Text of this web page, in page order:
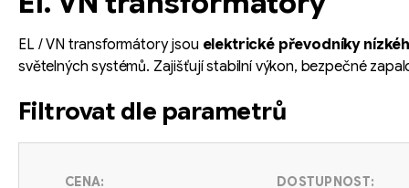
EL / VN transformátory jsou elektrické převodníky
světelných systémů. Zajišťují stabilní výkon, bezpečné
Filtrovat dle parametrů
CENA:
DOSTUPNOST: